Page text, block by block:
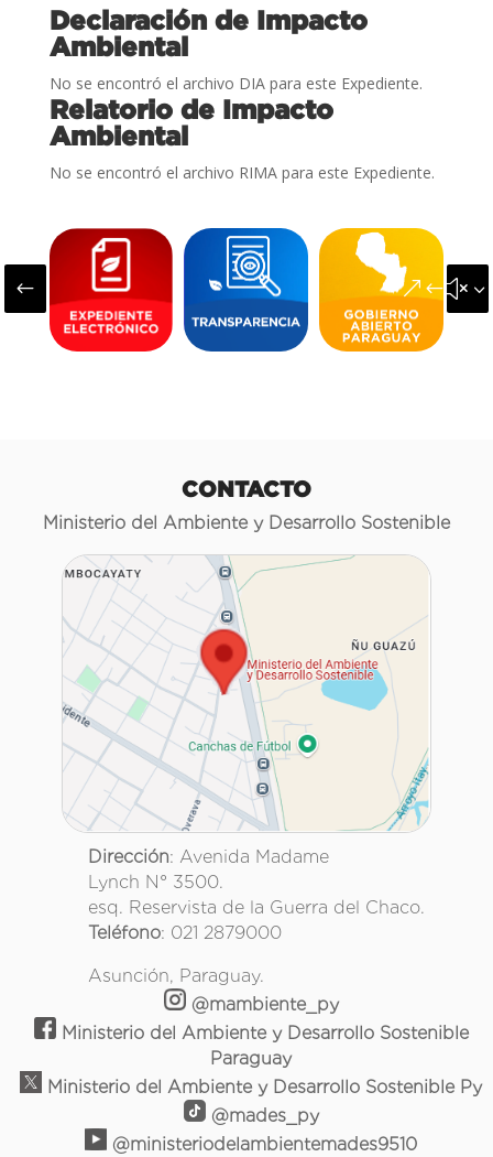
Declaración de Impacto
Ambiental
No se encontró el archivo DIA para este Expediente.
Relatorio de Impacto
Ambiental
No se encontró el archivo RIMA para este Expediente.
#
CONTACTO
Ministerio del Ambiente y Desarrollo Sostenible
Dirección: Avenida Madame
Lynch N° 3500.
esq. Reservista de la Guerra del Chaco.
Teléfono: 021 2879000
Asunción, Paraguay.
@mambiente_py
Ministerio del Ambiente y Desarrollo Sostenible
Paraguay
Ministerio del Ambiente y Desarrollo Sostenible Py
@mades_py
@ministeriodelambientemades9510